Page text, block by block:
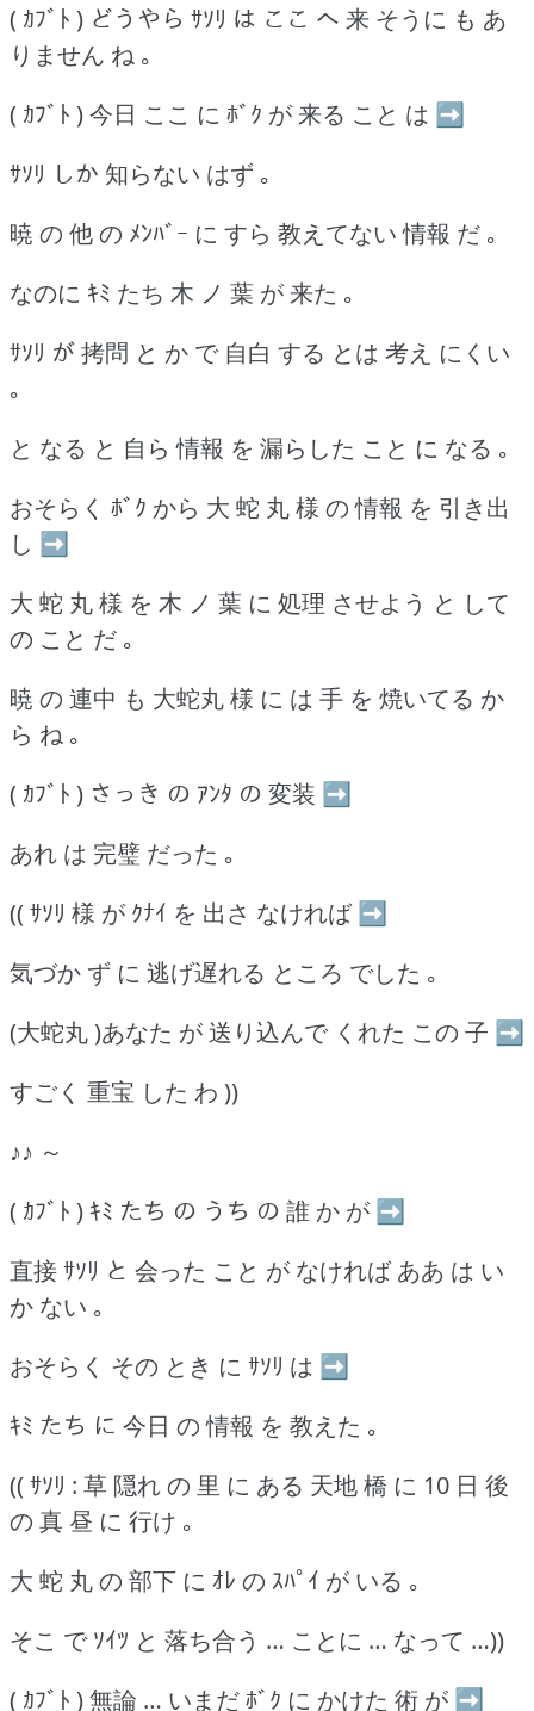
( ｶﾌﾞﾄ ) どうやら ｻｿﾘ は ここ へ 来 そうに も あ
りません ね ｡
( ｶﾌﾞﾄ ) 今日 ここ に ﾎﾞｸ が 来る こと は ➡
ｻｿﾘ しか 知らない はず ｡
暁 の 他 の ﾒﾝﾊﾞｰ に すら 教えてない 情報 だ ｡
なのに ｷﾐ たち 木 ノ 葉 が 来た ｡
ｻｿﾘ が 拷問 と か で 自白 する とは 考え にくい
｡
と なる と 自ら 情報 を 漏らした こと に なる ｡
おそらく ﾎﾞｸ から 大 蛇 丸 様 の 情報 を 引き出
し ➡
大 蛇 丸 様 を 木 ノ 葉 に 処理 させよう と して
の こと だ ｡
暁 の 連中 も 大蛇丸 様 に は 手 を 焼いてる か
ら ね ｡
( ｶﾌﾞﾄ ) さっき の ｱﾝﾀ の 変装 ➡
あれ は 完璧 だった ｡
(( ｻｿﾘ 様 が ｸﾅｲ を 出さ なければ ➡
気づか ず に 逃げ遅れる ところ でした ｡
(大蛇丸 )あなた が 送り込んで くれた この 子 ➡
すごく 重宝 した わ ))
♪♪ ～
( ｶﾌﾞﾄ ) ｷﾐ たち の うち の 誰 か が ➡
直接 ｻｿﾘ と 会った こと が なければ ああ は い
か ない ｡
おそらく その とき に ｻｿﾘ は ➡
ｷﾐ たち に 今日 の 情報 を 教えた ｡
(( ｻｿﾘ : 草 隠れ の 里 に ある 天地 橋 に 10 日 後
の 真 昼 に 行け ｡
大 蛇 丸 の 部下 に ｵﾚ の ｽﾊﾟｲ が いる ｡
そこ で ｿｲﾂ と 落ち合う … ことに … なって …))
( ｶﾌﾞﾄ ) 無論 … いまだ ﾎﾞｸ に かけた 術 が ➡